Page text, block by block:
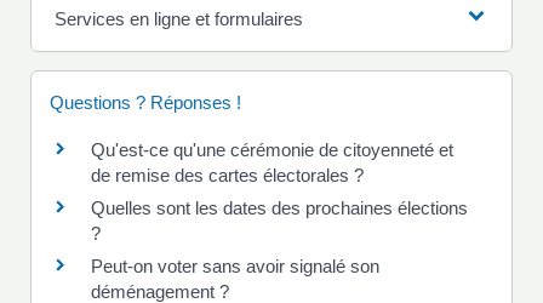
Services en ligne et formulaires
Questions ? Réponses !
Qu'est-ce qu'une cérémonie de citoyenneté et
de remise des cartes électorales ?
Quelles sont les dates des prochaines élections
?
Peut-on voter sans avoir signalé son
déménagement ?